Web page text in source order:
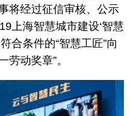
将经过征信审核、公示
上海智慧城市建设‘智慧
合条件的“智慧工匠”向
劳动奖章”。